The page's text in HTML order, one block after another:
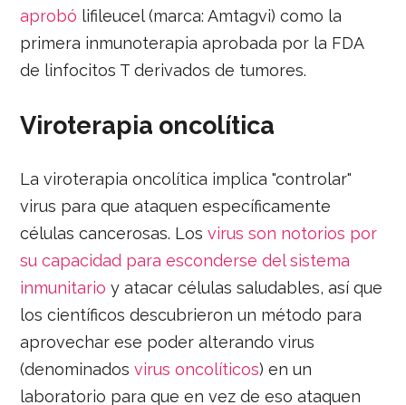
aprobó lifileucel (marca: Amtagvi) como la
primera inmunoterapia aprobada por la FDA
de linfocitos T derivados de tumores.
Viroterapia oncolítica
La viroterapia oncolítica implica "controlar"
virus para que ataquen específicamente
células cancerosas. Losvirus son notorios por
su capacidad para esconderse del sistema
inmunitario y atacar células saludables, así que
los científicos descubrieron un método para
aprovechar ese poder alterando virus
(denominadosvirus oncolíticos) en un
laboratorio para que en vez de eso ataquen